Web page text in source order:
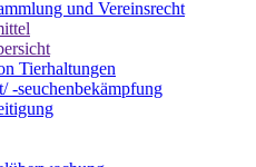
und Vereinsrecht
Tierhaltungen
-seuchenbekämpfung